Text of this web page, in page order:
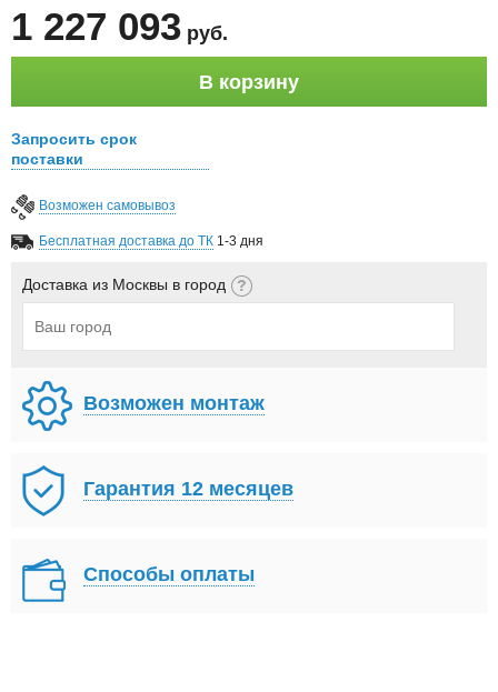
1 227 093 руб.
В корзину
Запросить срок
поставки
Возможен самовывоз
Бесплатная доставка до ТК 1-3 дня
Доставка из Москвы в город
Возможен монтаж
Гарантия 12 месяцев
Способы оплаты